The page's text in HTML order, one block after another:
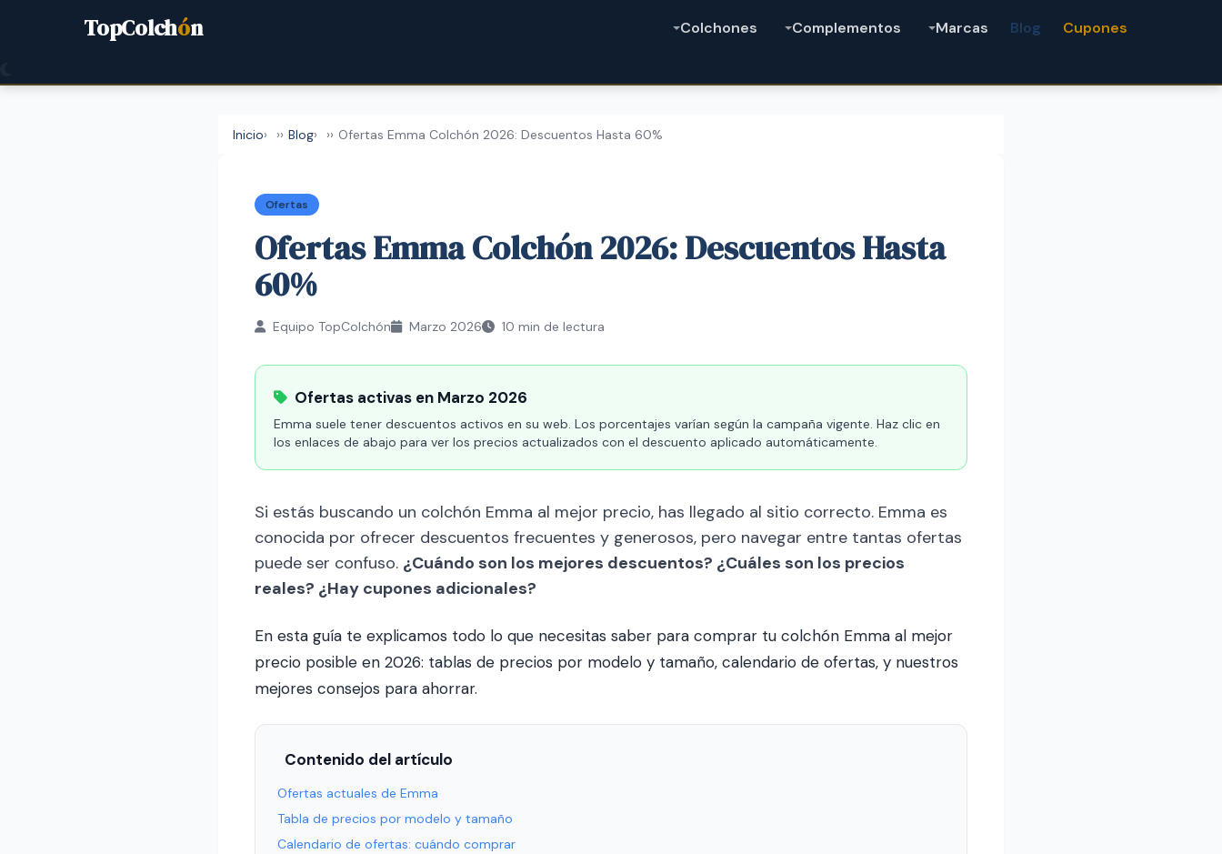
TopColchón Colchones Complementos Marcas Blog Cupones
Inicio › Blog › Ofertas Emma Colchón 2026: Descuentos Hasta 60%
Ofertas
Ofertas Emma Colchón 2026: Descuentos Hasta
60%
Equipo TopColchón Marzo 2026 10 min de lectura
Ofertas activas en Marzo 2026
Emma suele tener descuentos activos en su web. Los porcentajes varían según la campaña vigente. Haz clic en
los enlaces de abajo para ver los precios actualizados con el descuento aplicado automáticamente.
Si estás buscando un colchón Emma al mejor precio, has llegado al sitio correcto. Emma es
conocida por ofrecer descuentos frecuentes y generosos, pero navegar entre tantas ofertas
puede ser confuso. ¿Cuándo son los mejores descuentos? ¿Cuáles son los precios
reales? ¿Hay cupones adicionales?
En esta guía te explicamos todo lo que necesitas saber para comprar tu colchón Emma al mejor
precio posible en 2026: tablas de precios por modelo y tamaño, calendario de ofertas, y nuestros
mejores consejos para ahorrar.
Contenido del artículo
Ofertas actuales de Emma
Tabla de precios por modelo y tamaño
Calendario de ofertas: cuándo comprar